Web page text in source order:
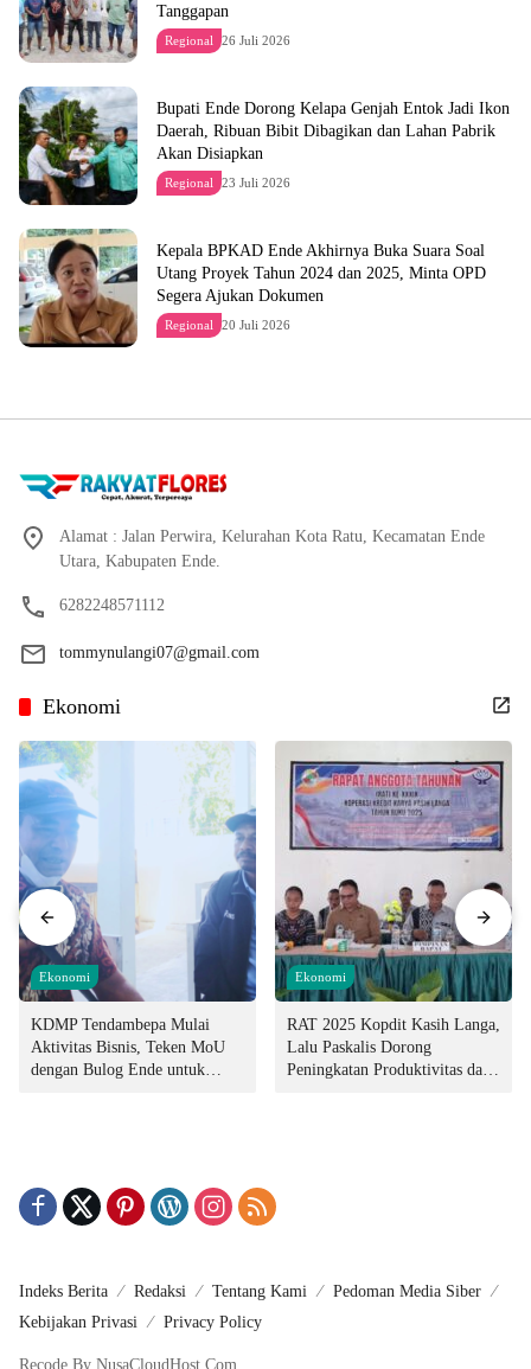
Tanggapan
Regional 26 Juli 2026
Bupati Ende Dorong Kelapa Genjah Entok Jadi Ikon
Daerah, Ribuan Bibit Dibagikan dan Lahan Pabrik
Akan Disiapkan
Regional 23 Juli 2026
Kepala BPKAD Ende Akhirnya Buka Suara Soal
Utang Proyek Tahun 2024 dan 2025, Minta OPD
Segera Ajukan Dokumen
Regional 20 Juli 2026
Alamat : Jalan Perwira, Kelurahan Kota Ratu, Kecamatan Ende
Utara, Kabupaten Ende.
6282248571112
tommynulangi07@gmail.com
Ekonomi
Ekonomi
KDMP Tendambepa Mulai
Aktivitas Bisnis, Teken MoU
dengan Bulog Ende untuk
Ekonomi
RAT 2025 Kopdit Kasih Langa,
Lalu Paskalis Dorong
Peningkatan Produktivitas dan
Indeks Berita Redaksi Tentang Kami
Pedoman Media Siber
Kebijakan Privasi
Privacy Policy
Recode By NusaCloudHost.Com